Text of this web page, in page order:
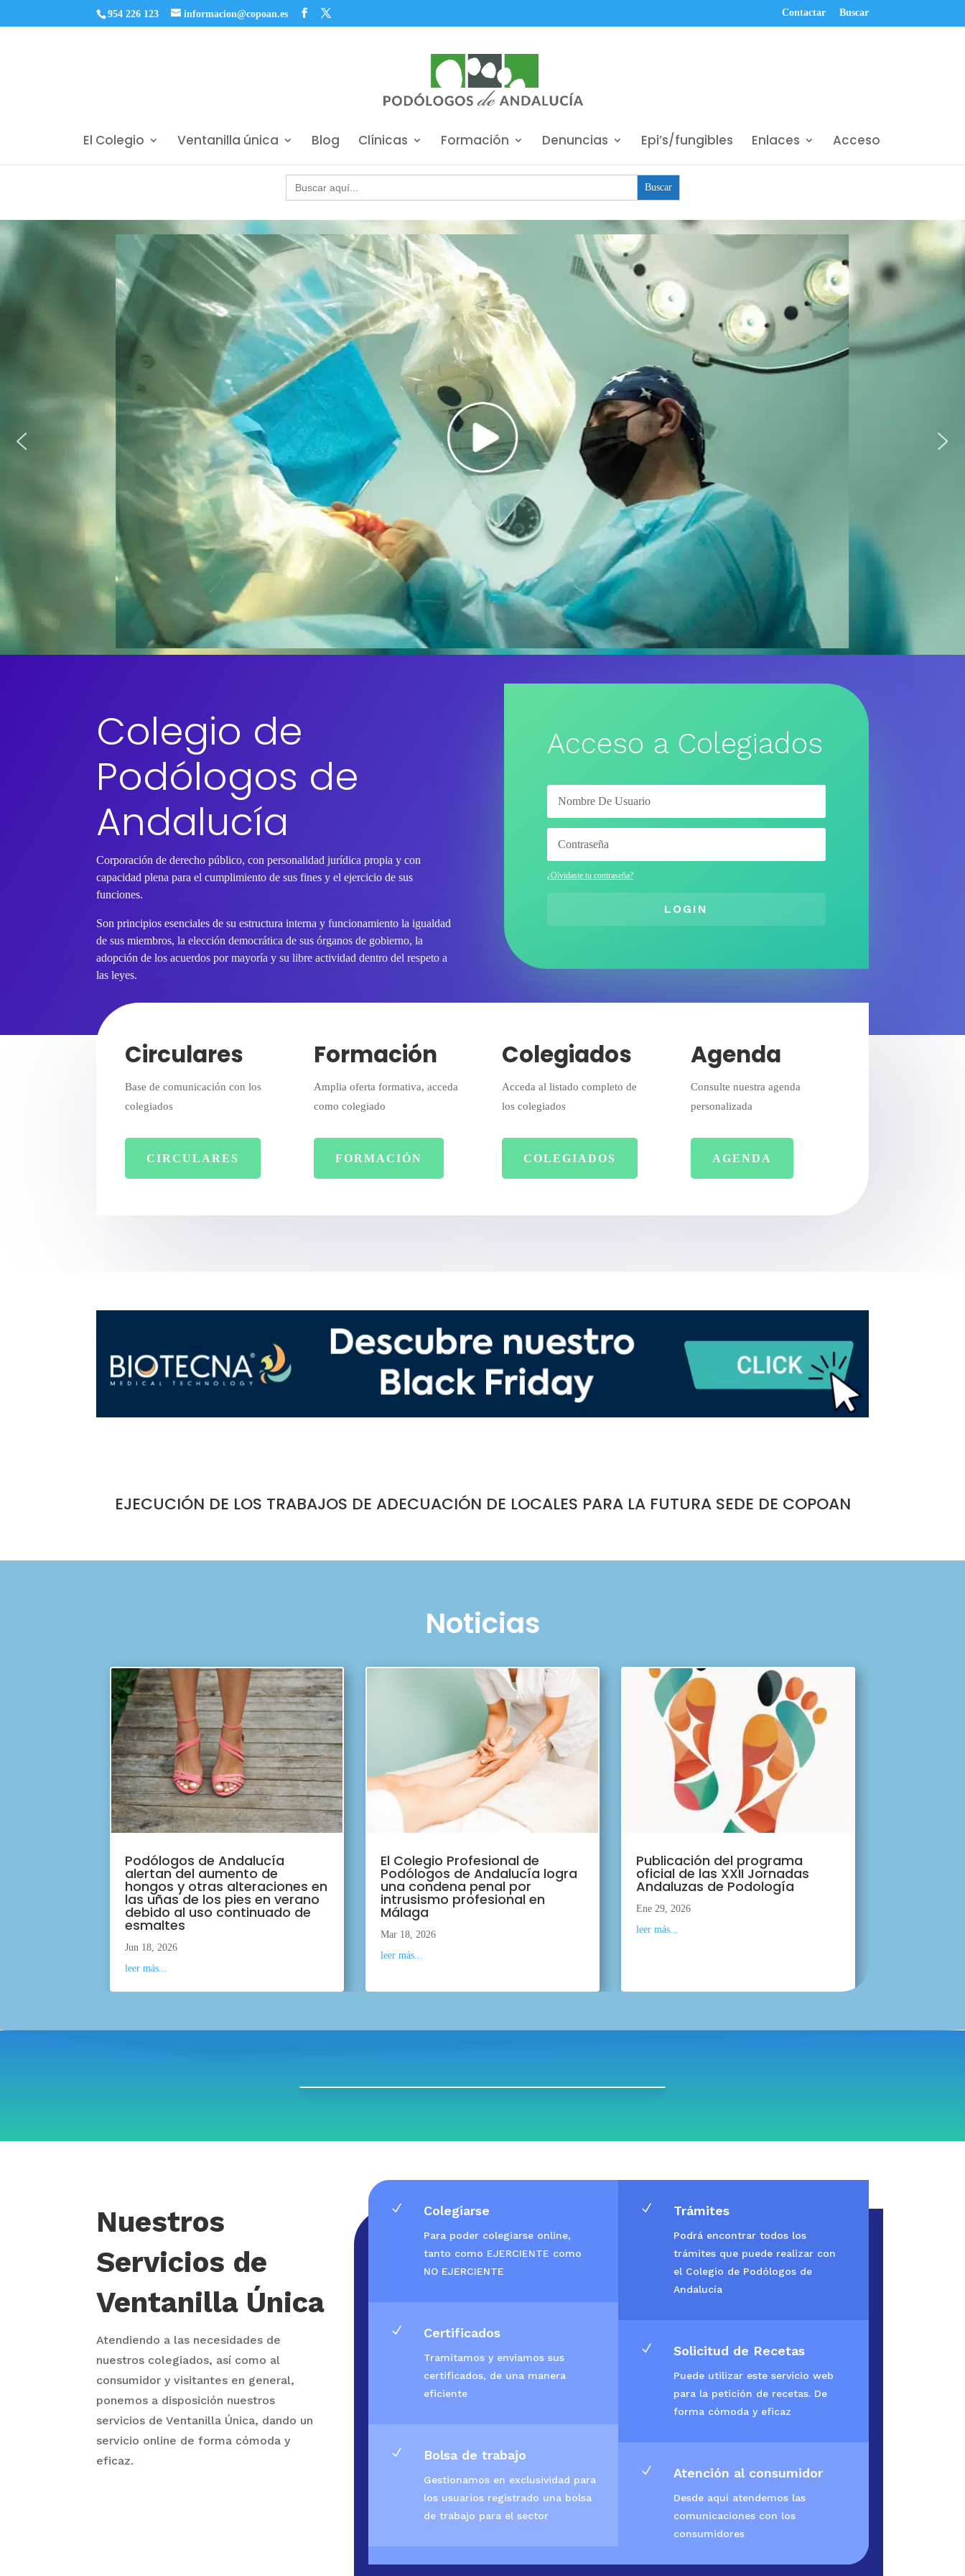
954 226 123 informacion@copoan.es Contactar Buscar
El Colegio Ventanilla única Blog Clínicas Formación Denuncias Epi’s/fungibles Enlaces Acceso
Buscar:
Colegio de
Podólogos de
Andalucía
Corporación de derecho público, con personalidad jurídica propia y con
capacidad plena para el cumplimiento de sus fines y el ejercicio de sus
funciones.
Son principios esenciales de su estructura interna y funcionamiento la igualdad
de sus miembros, la elección democrática de sus órganos de gobierno, la
adopción de los acuerdos por mayoría y su libre actividad dentro del respeto a
las leyes.
Acceso a Colegiados
¿Olvidaste tu contraseña?
LOGIN
Circulares
Base de comunicación con los
colegiados
CIRCULARES
Formación
Amplia oferta formativa, acceda
como colegiado
FORMACIÓN
Colegiados
Acceda al listado completo de
los colegiados
COLEGIADOS
Agenda
Consulte nuestra agenda
personalizada
AGENDA
EJECUCIÓN DE LOS TRABAJOS DE ADECUACIÓN DE LOCALES PARA LA FUTURA SEDE DE COPOAN
Noticias
Podólogos de Andalucía
alertan del aumento de
hongos y otras alteraciones en
las uñas de los pies en verano
debido al uso continuado de
esmaltes
Jun 18, 2026
leer más...
El Colegio Profesional de
Podólogos de Andalucía logra
una condena penal por
intrusismo profesional en
Málaga
Mar 18, 2026
leer más...
Publicación del programa
oficial de las XXII Jornadas
Andaluzas de Podología
Ene 29, 2026
leer más...
Nuestros
Servicios de
Ventanilla Única
Atendiendo a las necesidades de
nuestros colegiados, así como al
consumidor y visitantes en general,
ponemos a disposición nuestros
servicios de Ventanilla Única, dando un
servicio online de forma cómoda y
eficaz.
N Colegiarse
Para poder colegiarse online,
tanto como EJERCIENTE como
NO EJERCIENTE
N Certificados
Tramitamos y enviamos sus
certificados, de una manera
eficiente
N Bolsa de trabajo
Gestionamos en exclusividad para
los usuarios registrado una bolsa
de trabajo para el sector
N Trámites
Podrá encontrar todos los
trámites que puede realizar con
el Colegio de Podólogos de
Andalucía
N Solicitud de Recetas
Puede utilizar este servicio web
para la petición de recetas. De
forma cómoda y eficaz
N Atención al consumidor
Desde aquí atendemos las
comunicaciones con los
consumidores